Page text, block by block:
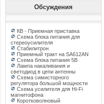
Обсуждения
КВ - Приемная приставка
Схема блока питания для
стереоусилителя
Стабилитрон
Приемный тракт на SA612AN
Схема блока питания 5В
Лампа накаливания и
светодиод в цепи антенны
Схема симисторного
регулятора большой мощности
Схема усилителя для Hi-Fi
магнитофона
Коротковолновый